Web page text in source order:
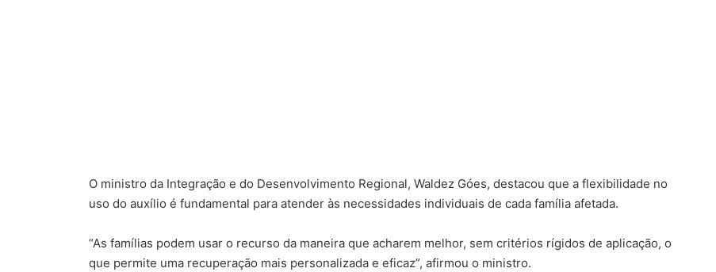
O ministro da Integração e do Desenvolvimento Regional, Waldez Góes, destacou que a flexibilidade no
uso do auxílio é fundamental para atender às necessidades individuais de cada família afetada.
“As famílias podem usar o recurso da maneira que acharem melhor, sem critérios rígidos de aplicação, o
que permite uma recuperação mais personalizada e eficaz”, afirmou o ministro.